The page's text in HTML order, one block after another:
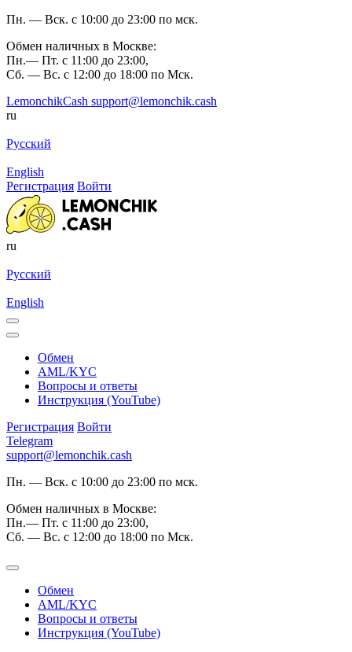
Пн. — Вск. с 10:00 до 23:00 по мск.
Обмен наличных в Москве:
Пн.— Пт. с 11:00 до 23:00,
Сб. — Вс. с 12:00 до 18:00 по Мск.
LemonchikCash support@lemonchik.cash
ru
Русский
English
Регистрация Войти
ru
Русский
English
Обмен
AML/KYC
Вопросы и ответы
Инструкция (YouTube)
Регистрация Войти
Telegram
support@lemonchik.cash
Пн. — Вск. с 10:00 до 23:00 по мск.
Обмен наличных в Москве:
Пн.— Пт. с 11:00 до 23:00,
Сб. — Вс. с 12:00 до 18:00 по Мск.
Обмен
AML/KYC
Вопросы и ответы
Инструкция (YouTube)